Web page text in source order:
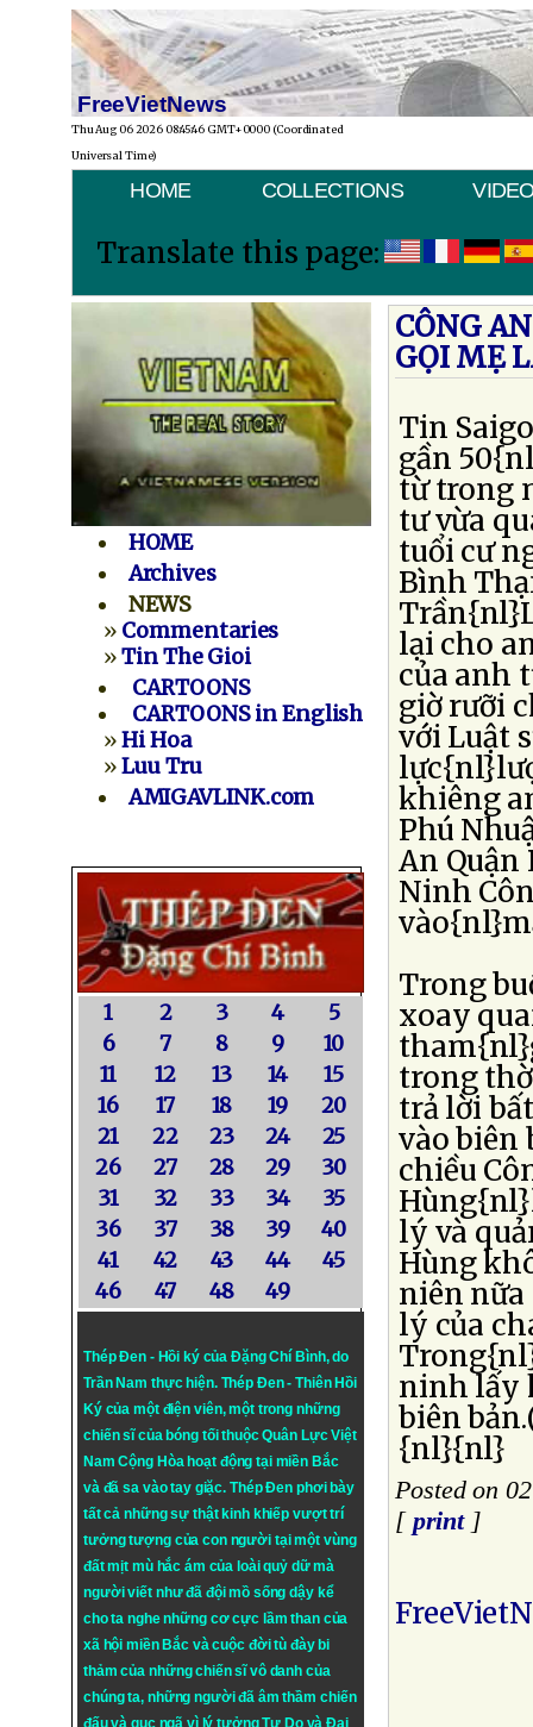
FreeVietNews
Thu Aug 06 2026 08:45:46 GMT+0000 (Coordinated
Universal Time)
HOME COLLECTIONS
Translate this page:
HOME
Archives
NEWS
» Commentaries
»Tin The Gioi
CARTOONS
CARTOONS in English
»Hi Hoa
»Luu Tru
AMIGAVLINK.com
1 2 3 4
5
6
7 8 9
10
11
12 13 14
15
16
17 18 19
20
21
22 23 24
25
26
27 28 29
30
31
32 33 34
35
36
37 38 39
40
41
42 43 44
45
46
47 48 49
Thép Đen - Hồi ký của Đặng Chí Bình, do
Trần Nam thực hiện. Thép Đen- Thiên Hồi
Ký của một điện viên, một trong những
chiến sĩ của bóng tối thuộc Quân Lực Việt
Nam Cộng Hòa hoạt động tại miền Bắc
và đã sa vào tay giặc. Thép Đen phơi bày
tất cả những sự thật kinh khiếp vượt trí
tưởng tượng của con người tại một vùng
đất mịt mù hắc ám của loài quỷ dữ mà
người viết như đã đội mồ sống dậy kể
cho ta nghe những cơ cực lầm than của
xã hội miền Bắc và cuộc đời tù đày bi
thảm của những chiến sĩ vô danh của
chúng ta, những người đã âm thầm chiến
đấu và gục ngã vì lý tưởngTự DovàĐại
CÔNG
GỌI MẸ
Tin
gần
từ trong
tư vừa
tuổi cư
Bình
lại cho
của anh
giờ rưỡi
với Luật
khiêng
Phú
An Quận
Ninh
Trong
xoay
trong
trả lời
vào biên
chiều
lý và
Hùng
niên
lý của
ninh lấy
biên
{nl}{nl}
Posted on
[ print]